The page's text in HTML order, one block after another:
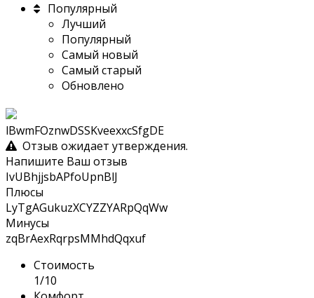
Популярный
Лучший
Популярный
Самый новый
Самый старый
Обновлено
lBwmFOznwDSSKveexxcSfgDE
Отзыв ожидает утверждения.
Напишите Ваш отзыв
IvUBhjjsbAPfoUpnBlJ
Плюсы
LyTgAGukuzXCYZZYARpQqWw
Минусы
zqBrAexRqrpsMMhdQqxuf
Стоимость
1/10